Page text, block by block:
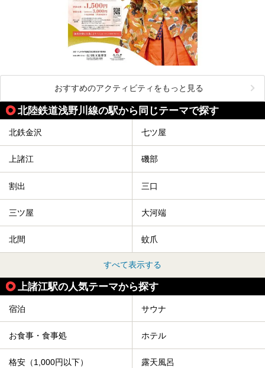
おすすめのアクティビティをもっと見る
北陸鉄道浅野川線の駅から同じテーマで探す
北鉄金沢 七ツ屋
上諸江 磯部
割出 三口
三ツ屋 大河端
北間 蚊爪
すべて表示する
上諸江駅の人気テーマから探す
宿泊 サウナ
お食事・食事処 ホテル
格安（1,000円以下） 露天風呂